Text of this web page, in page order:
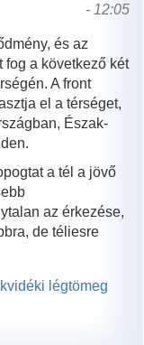
- 12:05
és az
fog a következő két
A front
el a térséget,
Észak-
a tél a jövő
az érkezése,
de téliesre
légtömeg